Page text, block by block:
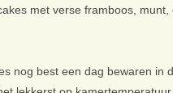
met verse framboos, munt,
nog best een dag bewaren in